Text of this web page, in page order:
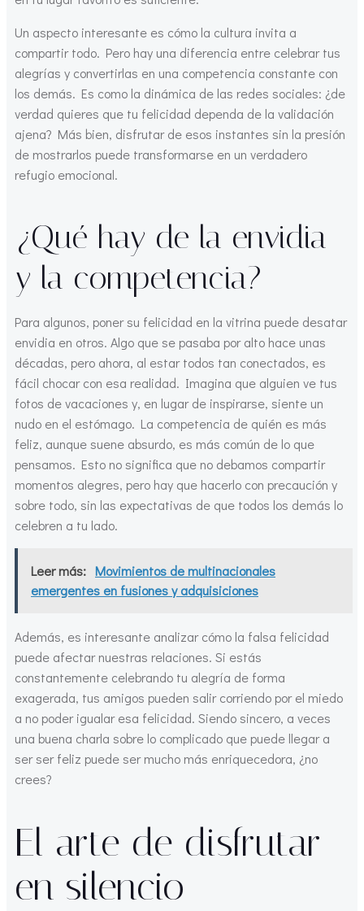
Un aspecto interesante es cómo la cultura invita a
compartir todo. Pero hay una diferencia entre celebrar tus
alegrías y convertirlas en una competencia constante con
los demás. Es como la dinámica de las redes sociales: ¿de
verdad quieres que tu felicidad dependa de la validación
ajena? Más bien, disfrutar de esos instantes sin la presión
de mostrarlos puede transformarse en un verdadero
refugio emocional.
¿Qué hay de la envidia
y la competencia?
Para algunos, poner su felicidad en la vitrina puede desatar
envidia en otros. Algo que se pasaba por alto hace unas
décadas, pero ahora, al estar todos tan conectados, es
fácil chocar con esa realidad. Imagina que alguien ve tus
fotos de vacaciones y, en lugar de inspirarse, siente un
nudo en el estómago. La competencia de quién es más
feliz, aunque suene absurdo, es más común de lo que
pensamos. Esto no significa que no debamos compartir
momentos alegres, pero hay que hacerlo con precaución y
sobre todo, sin las expectativas de que todos los demás lo
celebren a tu lado.
Leer más: Movimientos de multinacionales
emergentes en fusiones y adquisiciones
Además, es interesante analizar cómo la falsa felicidad
puede afectar nuestras relaciones. Si estás
constantemente celebrando tu alegría de forma
exagerada, tus amigos pueden salir corriendo por el miedo
a no poder igualar esa felicidad. Siendo sincero, a veces
una buena charla sobre lo complicado que puede llegar a
ser ser feliz puede ser mucho más enriquecedora, ¿no
crees?
El arte de disfrutar
en silencio